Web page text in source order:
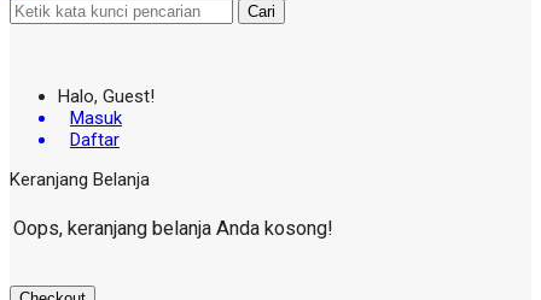
Cari
Halo, Guest!
Masuk
Daftar
Keranjang Belanja
Oops, keranjang belanja Anda kosong!